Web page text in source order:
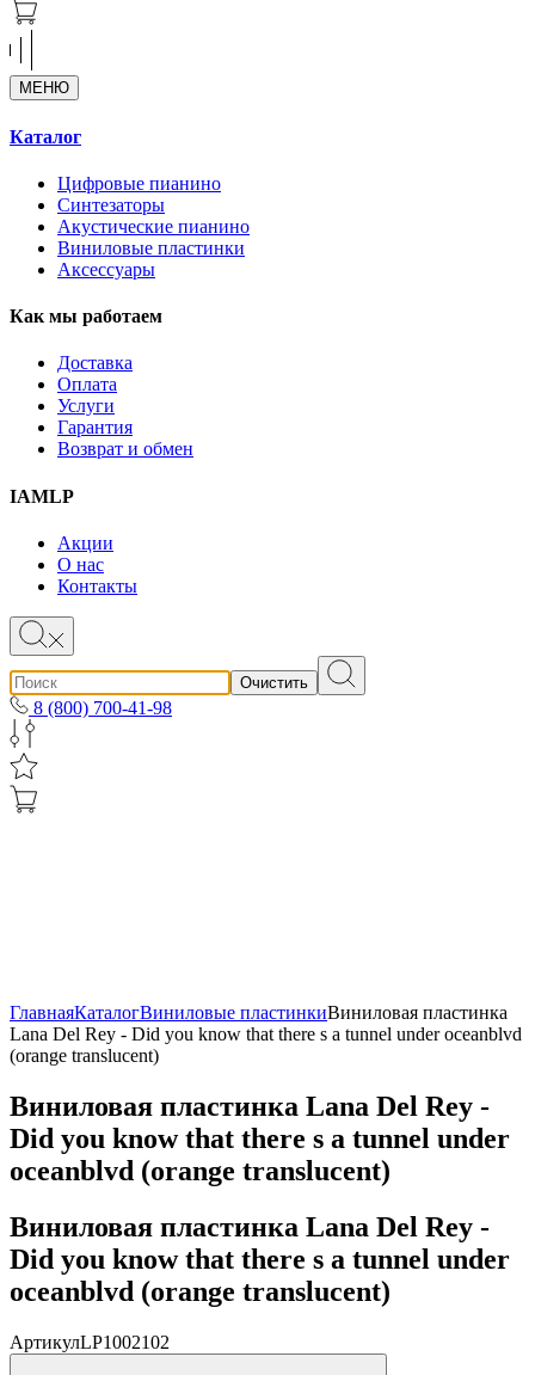
МЕНЮ
Каталог
Цифровые пианино
Синтезаторы
Акустические пианино
Виниловые пластинки
Аксессуары
Как мы работаем
Доставка
Оплата
Услуги
Гарантия
Возврат и обмен
IAMLP
Акции
О нас
Контакты
Очистить
8 (800) 700-41-98
ГлавнаяКаталогВиниловые пластинкиВиниловая пластинка
Lana Del Rey - Did you know that there s a tunnel under oceanblvd
(orange translucent)
Виниловая пластинка Lana Del Rey -
Did you know that there s a tunnel under
oceanblvd (orange translucent)
Виниловая пластинка Lana Del Rey -
Did you know that there s a tunnel under
oceanblvd (orange translucent)
АртикулLP1002102